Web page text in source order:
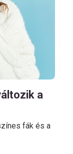
a
fák és a